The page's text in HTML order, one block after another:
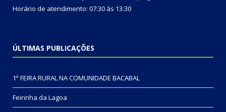
Horário de atendimento: 07:30 às 13:30
ÚLTIMAS PUBLICAÇÕES
1ª FEIRA RURAL NA COMUNIDADE BACABAL
Feirinha da Lagoa